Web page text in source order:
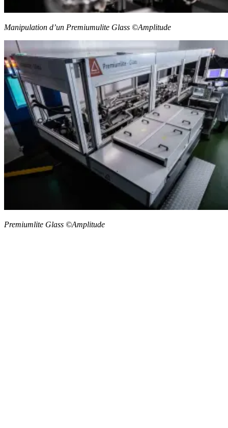
Manipulation d’un Premiumulite Glass ©Amplitude
Premiumlite Glass ©Amplitude